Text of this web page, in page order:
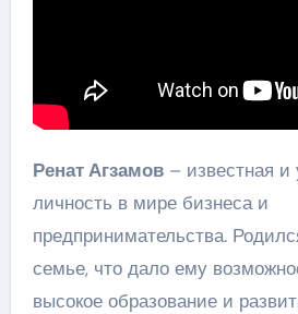
Ренат Агзамов– известная и
личность в мире бизнеса и
предпринимательства.
семье, что дало ему
высокое образование и